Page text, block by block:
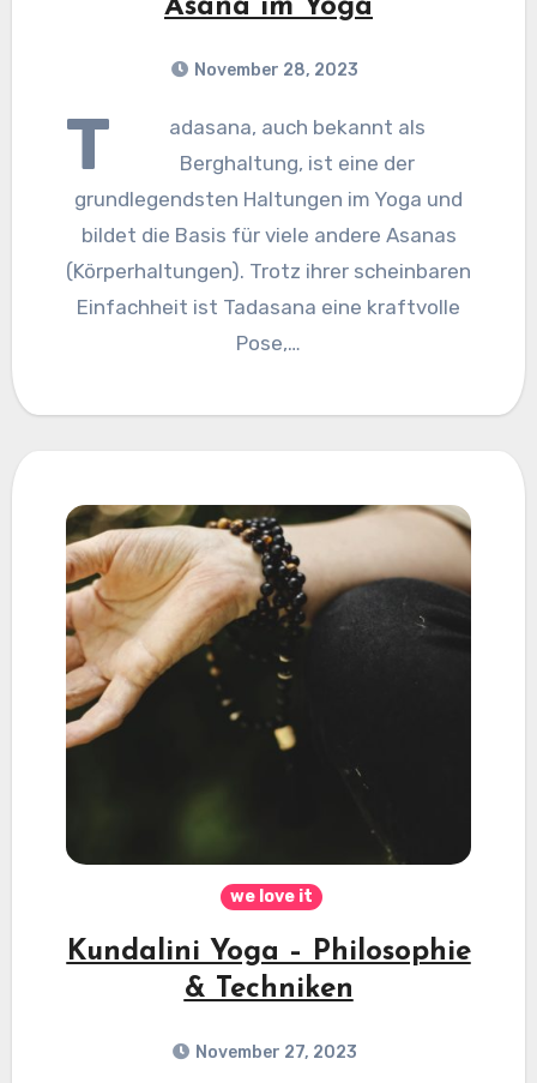
Asana im Yoga
November 28, 2023
T
adasana, auch bekannt als
Berghaltung, ist eine der
grundlegendsten Haltungen im Yoga und
bildet die Basis für viele andere Asanas
(Körperhaltungen). Trotz ihrer scheinbaren
Einfachheit ist Tadasana eine kraftvolle
Pose,…
we love it
Kundalini Yoga – Philosophie
& Techniken
November 27, 2023